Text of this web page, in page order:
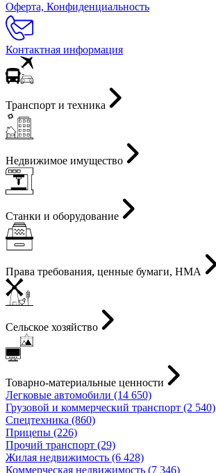
Оферта, Конфиденциальность
Контактная информация
Транспорт и техника
Недвижимое имущество
Станки и оборудование
Права требования, ценные бумаги, НМА
Сельское хозяйство
Товарно-материальные ценности
Легковые автомобили (14 650)
Грузовой и коммерческий транспорт (2 540)
Спецтехника (860)
Прицепы (226)
Прочий транспорт (29)
Жилая недвижимость (6 428)
Коммерческая недвижимость (7 346)